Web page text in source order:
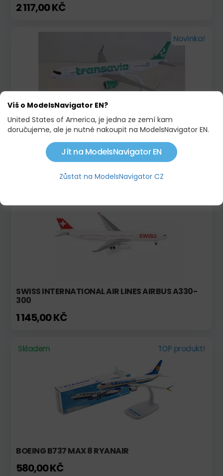
2 117,00 KČ
Novinka!
AIRBUS A321NEO TRANSAVIA
584,00 KČ
SWISS INTERNATIONAL AIR LINES AIRBUS A330-
300
1 145,00 KČ
Skladem TOP produkt!
BOEING B737 MAX 8 RYANAIR
580,00 KČ
Víš o ModelsNavigator EN?
United States of America, je jedna ze zemí kam
doručujeme, ale je nutné nakoupit na ModelsNavigator EN.
Jít na ModelsNavigator EN
Zůstat na ModelsNavigator CZ